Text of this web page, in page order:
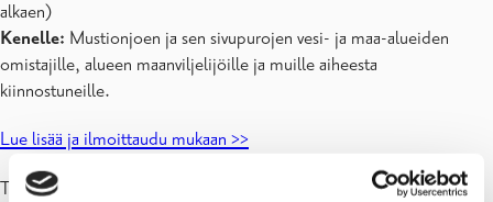
alkaen)
Kenelle: Mustionjoen ja sen sivupurojen vesi- ja maa-alueiden
omistajille, alueen maanviljelijöille ja muille aiheesta
kiinnostuneille.
Lue lisää ja ilmoittaudu mukaan >>
Tilaisuudessa läsnä Raaseporin kaupungin ja LUVYn Lohikalat